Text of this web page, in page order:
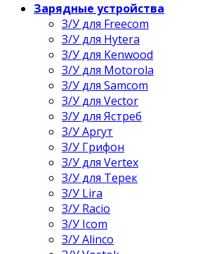
Зарядные устройства
З/У для Freecom
З/У для Hytera
З/У для Kenwood
З/У для Motorola
З/У для Samcom
З/У для Vector
З/У для Ястреб
З/У Аргут
З/У Грифон
З/У для Vertex
З/У для Терек
З/У Lira
З/У Racio
З/У Icom
З/У Alinco